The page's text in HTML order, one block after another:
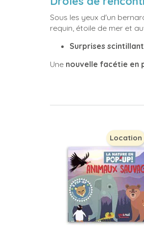
Sous les yeux d'un
requin, étoile de mer et
Surprises
Une nouvelle facétie en
Location